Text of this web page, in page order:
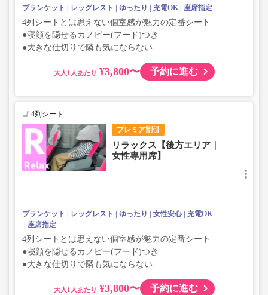
ブランケット レッグレスト ゆったり 充電OK 座席指定
4列シートとは思えない個室感が魅力の定番シート
●寝顔を隠せるカノピー(フード)つき
●大きな仕切りで隣も気にならない
大人 ¥3,800〜 予約に進む
プレミア割引
4列シート
リラックス【後方エリア｜
女性専用席】
ブランケット レッグレスト ゆったり 女性安心
充電OK
座席指定
4列シートとは思えない個室感が魅力の定番シート
●寝顔を隠せるカノピー(フード)つき
●大きな仕切りで隣も気にならない
大人 ¥3,800〜 予約に進む